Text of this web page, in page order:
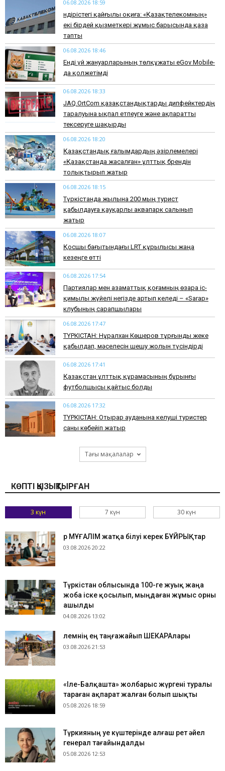
06.08.2026 18:59
Өндірістегі қайғылы оқиға: «Қазақтелекомның»
екі бірдей қызметкері жұмыс барысында қаза
тапты
06.08.2026 18:46
Енді үй жануарларының төлқұжаты eGov Mobile-
да қолжетімді
06.08.2026 18:33
JAQ.OrtCom қазақстандықтарды дипфейктердің
таралуына ықпал етпеуге және ақпаратты
тексеруге шақырды
06.08.2026 18:20
Қазақстандық ғалымдардың әзірлемелері
«Қазақстанда жасалған» ұлттық брендін
толықтырып жатыр
06.08.2026 18:15
Түркістанда жылына 200 мың турист
қабылдауға қауқарлы аквапарк салынып
жатыр
06.08.2026 18:07
Қосшы бағытындағы LRT құрылысы жаңа
кезеңге өтті
06.08.2026 17:54
Партиялар мен азаматтық қоғамның өзара іс-
қимылы жүйелі негізде артып келеді – «Sarap»
клубының сарапшылары
06.08.2026 17:47
ТҮРКІСТАН: Нұралхан Көшеров тұрғынды жеке
қабылдап, мәселесін шешу жолын түсіндірді
06.08.2026 17:41
Қазақстан ұлттық құрамасының бұрынғы
футболшысы қайтыс болды
06.08.2026 17:32
ТҮРКІСТАН: Отырар ауданына келуші туристер
саны көбейіп жатыр
Тағы мақалалар
КӨПТІ ҚЫЗЫҚТЫРҒАН
3 күн 7 күн 30 күн
Әр МҰҒАЛІМ жатқа білуі керек БҰЙРЫҚтар
03.08.2026 20:22
Түркістан облысында 100-ге жуық жаңа
жоба іске қосылып, мыңдаған жұмыс орны
ашылды
04.08.2026 13:02
​Әлемнің ең таңғажайып ШЕКАРАлары
03.08.2026 21:53
«Іле-Балқашта» жолбарыс жүргені туралы
тараған ақпарат жалған болып шықты
05.08.2026 18:59
Түркияның Әуе күштерінде алғаш рет әйел
генерал тағайындалды
05.08.2026 12:53